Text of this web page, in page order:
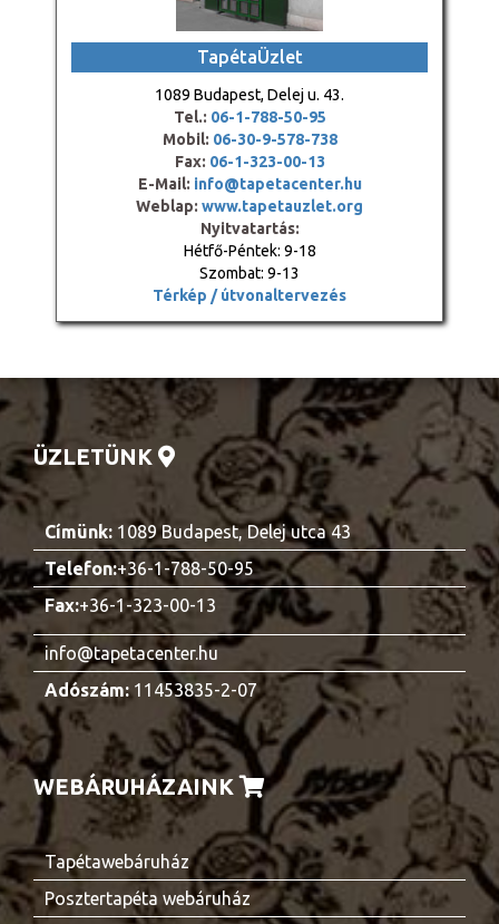
TapétaÜzlet
1089 Budapest, Delej u. 43.
Tel.: 06-1-788-50-95
Mobil: 06-30-9-578-738
Fax: 06-1-323-00-13
E-Mail: info@tapetacenter.hu
Weblap: www.tapetauzlet.org
Nyitvatartás:
Hétfő-Péntek: 9-18
Szombat: 9-13
Térkép / útvonaltervezés
ÜZLETÜNK
Címünk: 1089 Budapest, Delej utca 43
Telefon:+36-1-788-50-95
Fax:+36-1-323-00-13
info@tapetacenter.hu
Adószám:11453835-2-07
WEBÁRUHÁZAINK
Tapétawebáruház
Posztertapéta webáruház